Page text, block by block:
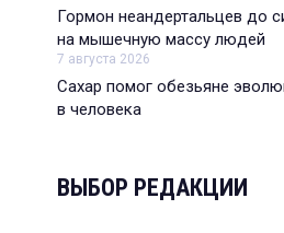
Гормон неандертальцев до
на мышечную массу людей
7 августа 2026
Сахар помог обезьяне
в человека
ВЫБОР РЕДАКЦИИ